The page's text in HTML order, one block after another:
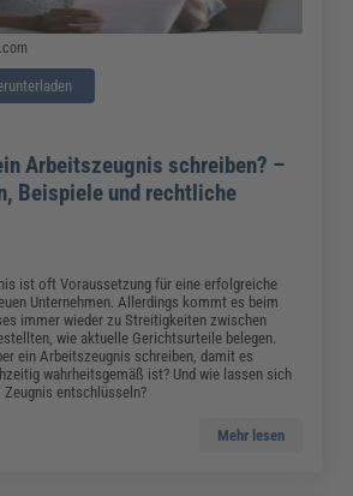
Arbeitszeugnis schreiben? –
Beispiele und rechtliche
ist oft Voraussetzung für eine erfolgreiche
Unternehmen. Allerdings kommt es beim
immer wieder zu Streitigkeiten zwischen
wie aktuelle Gerichtsurteile belegen.
ein Arbeitszeugnis schreiben, damit es
wahrheitsgemäß ist? Und wie lassen sich
entschlüsseln?
Mehr lesen